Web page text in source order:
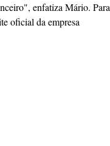
enfatiza Mário. Para
oficial da empresa